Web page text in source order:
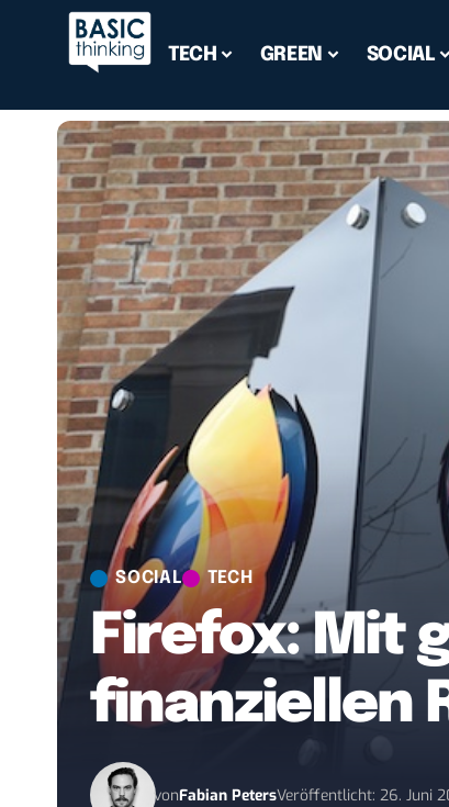
TECH GREEN SOCIAL
SOCIAL TECH
Firefox: Mit
finanziellen
vonFabian PetersVeröffentlicht: 26. Juni